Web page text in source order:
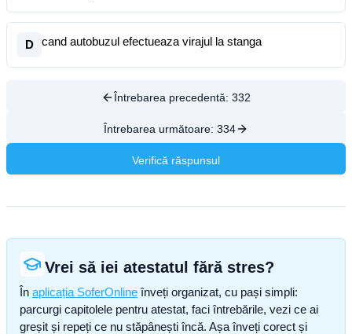
D cand autobuzul efectueaza virajul la stanga
Întrebarea precedentă: 332
Întrebarea următoare: 334
Verifică răspunsul
Vrei să iei atestatul fără stres?
În aplicația SoferOnline înveți organizat, cu pași simpli:
parcurgi capitolele pentru atestat, faci întrebările, vezi ce ai
greșit și repeți ce nu stăpânești încă. Așa înveți corect și